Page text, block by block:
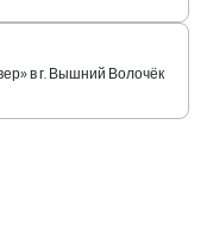
в г. Вышний Волочёк